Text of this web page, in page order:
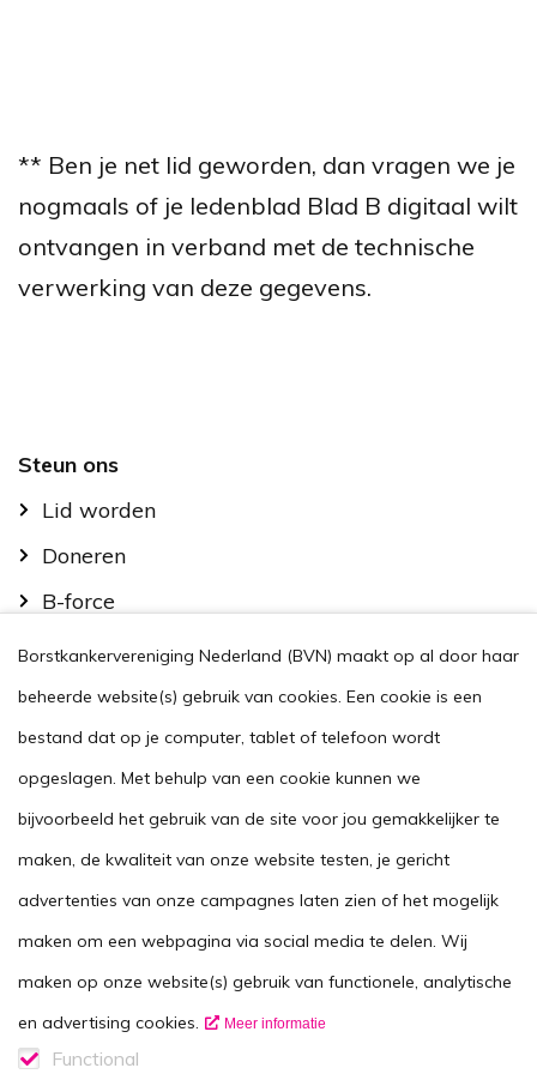
** Ben je net lid geworden, dan vragen we je
nogmaals of je ledenblad Blad B digitaal wilt
ontvangen in verband met de technische
verwerking van deze gegevens.
Footer
Steun ons
Lid worden
Doneren
B-force
Kom in actie
Handig
Stel je vraag
Agenda
Voor zorgverleners
This website in another language
Contactgegevens
Vacatures
Borstkankervereniging Nederland (BVN) maakt op al door haar
beheerde website(s) gebruik van cookies. Een cookie is een
bestand dat op je computer, tablet of telefoon wordt
opgeslagen. Met behulp van een cookie kunnen we
bijvoorbeeld het gebruik van de site voor jou gemakkelijker te
maken, de kwaliteit van onze website testen, je gericht
advertenties van onze campagnes laten zien of het mogelijk
maken om een webpagina via social media te delen. Wij
maken op onze website(s) gebruik van functionele, analytische
en advertising cookies.
Meer informatie
Functional